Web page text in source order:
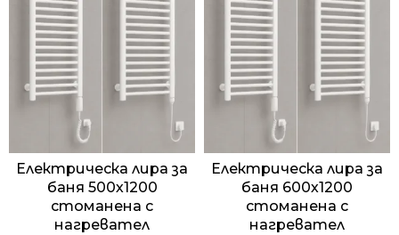
Електрическа лира за
баня 500х1200
стоманена с
нагревател
Електрическа лира за
баня 600х1200
стоманена с
нагревател